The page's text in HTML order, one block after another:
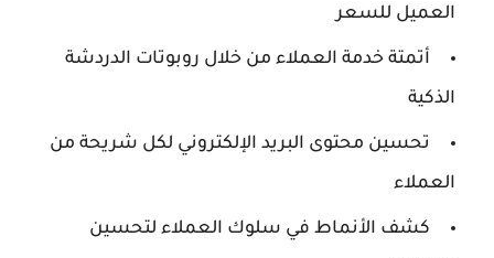
العميل للسعر
أتمتة خدمة العملاء من خلال روبوتات الدردشة
الذكية
تحسين محتوى البريد الإلكتروني لكل شريحة من
العملاء
كشف الأنماط في سلوك العملاء لتحسين